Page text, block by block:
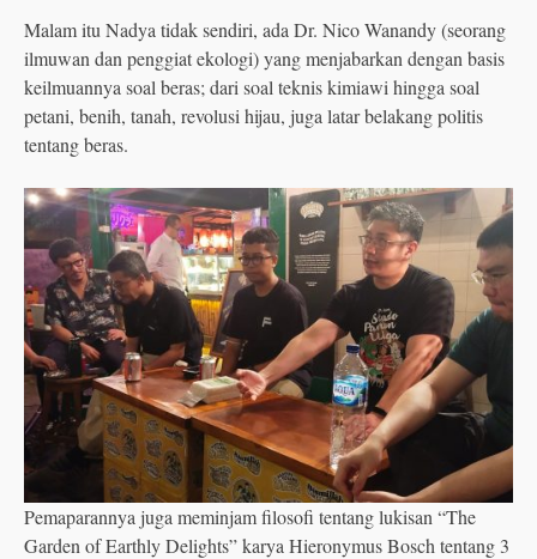
Malam itu Nadya tidak sendiri, ada Dr. Nico Wanandy (seorang
ilmuwan dan penggiat ekologi) yang menjabarkan dengan basis
keilmuannya soal beras; dari soal teknis kimiawi hingga soal
petani, benih, tanah, revolusi hijau, juga latar belakang politis
tentang beras.
Pemaparannya juga meminjam filosofi tentang lukisan “The
Garden of Earthly Delights” karya Hieronymus Bosch tentang 3